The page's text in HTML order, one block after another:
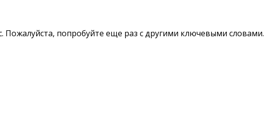
попробуйте еще раз с другими ключевыми словами.